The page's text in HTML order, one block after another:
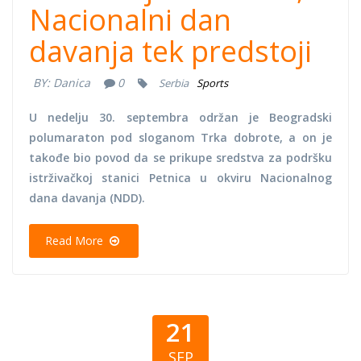
Nacionalni dan
davanja tek predstoji
BY: Danica 0 Serbia Sports
U nedelju 30. septembra održan je Beogradski
polumaraton pod sloganom Trka dobrote, a on je
takođe bio povod da se prikupe sredstva za podršku
istrživačkoj stanici Petnica u okviru Nacionalnog
dana davanja (NDD).
Read More
21
SEP